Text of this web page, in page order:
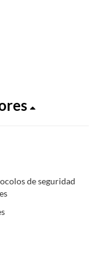
de seguridad